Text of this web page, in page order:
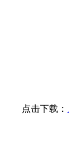
点击下载：